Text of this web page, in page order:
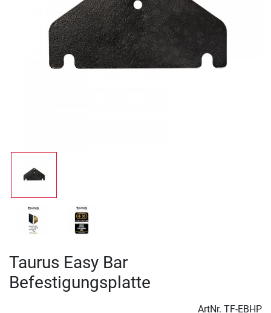
Taurus Easy Bar
Befestigungsplatte
ArtNr. TF-EBHP